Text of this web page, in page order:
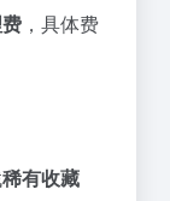
，具体费
稀有收藏